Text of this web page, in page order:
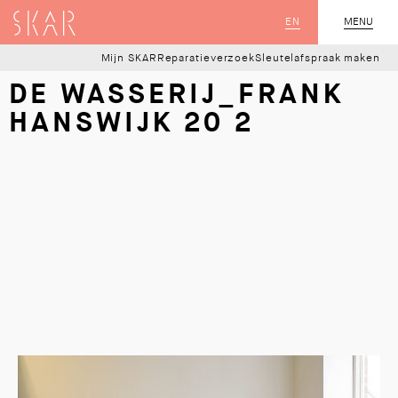
MENU
SLUIT
EN
SKAR
Mijn SKAR ReparatieverzoekSleutelafspraak maken
DE WASSERIJ_FRANK
HANSWIJK 20 2